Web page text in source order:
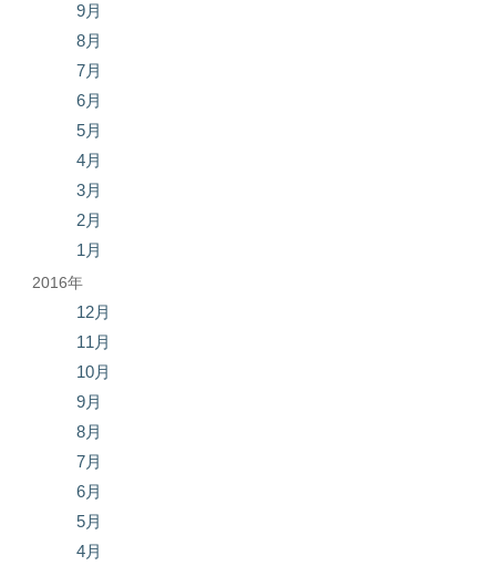
9月
8月
7月
6月
5月
4月
3月
2月
1月
2016年
12月
11月
10月
9月
8月
7月
6月
5月
4月